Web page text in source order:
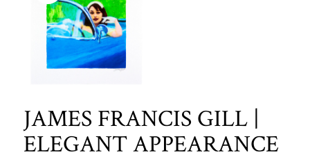
JAMES FRANCIS GILL |
ELEGANT APPEARANCE